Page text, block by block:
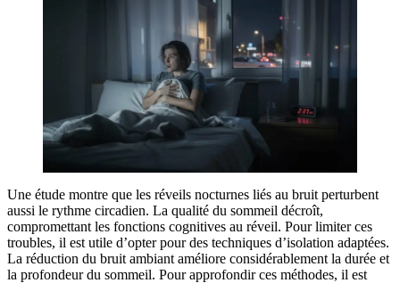
Une étude montre que les réveils nocturnes liés au bruit perturbent
aussi le rythme circadien. La qualité du sommeil décroît,
compromettant les fonctions cognitives au réveil. Pour limiter ces
troubles, il est utile d’opter pour des techniques d’isolation adaptées.
La réduction du bruit ambiant améliore considérablement la durée et
la profondeur du sommeil. Pour approfondir ces méthodes, il est